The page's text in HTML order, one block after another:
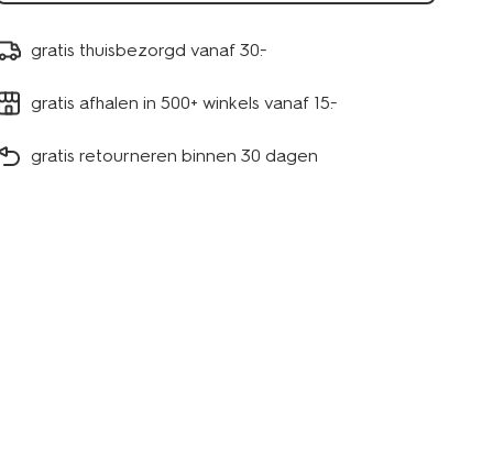
gratis thuisbezorgd vanaf 30.-
gratis afhalen in 500+ winkels vanaf 15.-
gratis retourneren binnen 30 dagen